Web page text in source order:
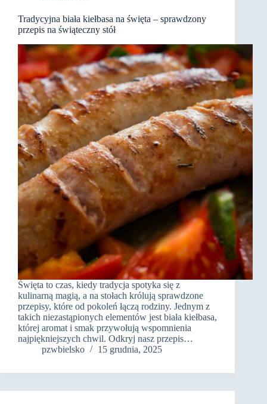
Tradycyjna biała kiełbasa na święta – sprawdzony
przepis na świąteczny stół
Święta to czas, kiedy tradycja spotyka się z
kulinarną magią, a na stołach królują sprawdzone
przepisy, które od pokoleń łączą rodziny. Jednym z
takich niezastąpionych elementów jest biała kiełbasa,
której aromat i smak przywołują wspomnienia
najpiękniejszych chwil. Odkryj nasz przepis…
pzwbielsko
15 grudnia, 2025